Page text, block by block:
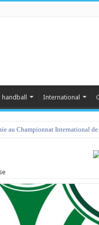
International
au Championnat International